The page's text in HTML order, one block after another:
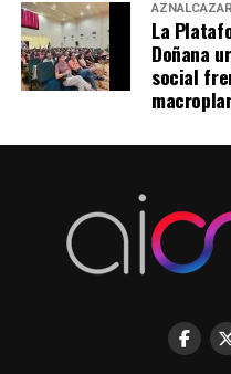
AZNALCÁZAR
La
Doñana
social